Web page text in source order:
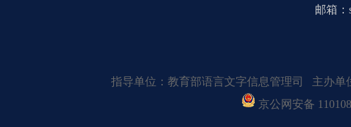
邮箱：
指导单位：教育部语言文字信息管理司 主办单
京公网安备